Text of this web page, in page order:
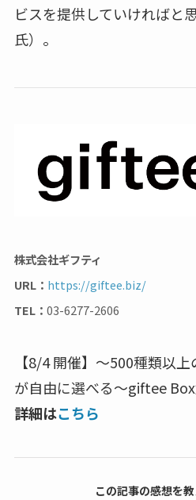
ビスを提供していければと
氏）。
株式会社ギフティ
URL： https://giftee.biz/
TEL： 03-6277-2606
【8/4 開催】〜500種類以
が自由に選べる〜giftee
詳細はこちら
この記事の感想を教